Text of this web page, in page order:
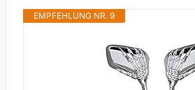
EMPFEHLUNG NR. 9